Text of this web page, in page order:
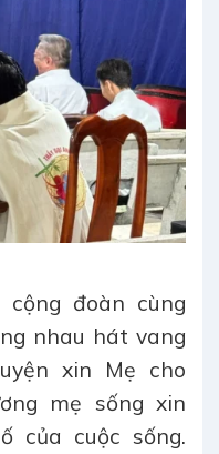
đoàn cùng
nhau hát vang
xin Mẹ cho
mẹ sống xin
của cuộc sống.